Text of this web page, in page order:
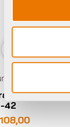
Previous
11SP